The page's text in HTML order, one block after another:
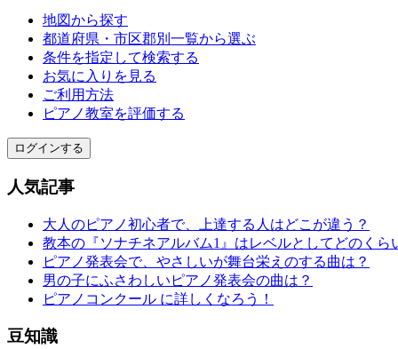
地図から探す
都道府県・市区郡別一覧から選ぶ
条件を指定して検索する
お気に入りを見る
ご利用方法
ピアノ教室を評価する
ログインする
人気記事
大人のピアノ初心者で、上達する人はどこが違う？
教本の『ソナチネアルバム1』はレベルとしてどのくら
ピアノ発表会で、やさしいが舞台栄えのする曲は？
男の子にふさわしいピアノ発表会の曲は？
ピアノコンクール に詳しくなろう！
豆知識